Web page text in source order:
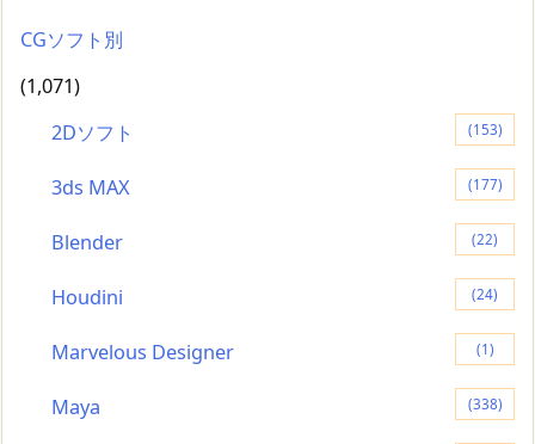
CGソフト別
(1,071)
2Dソフト
(153)
3ds MAX (177)
Blender (22)
Houdini (24)
Marvelous Designer (1)
Maya (338)